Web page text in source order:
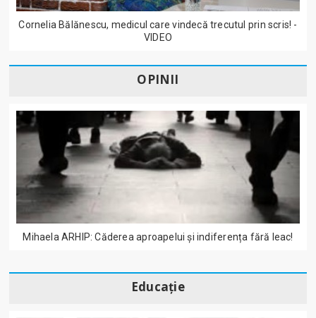
Cornelia Bălănescu, medicul care vindecă trecutul prin scris! -
VIDEO
OPINII
Mihaela ARHIP: Căderea aproapelui și indiferența fără leac!
Educație